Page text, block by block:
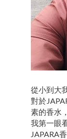
從小到大
對於
素的香水，
我第一眼
JAPARA